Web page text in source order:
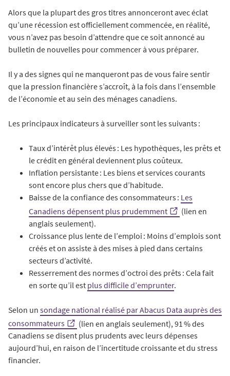
Alors que la plupart des gros titres annonceront avec éclat
qu’une récession est officiellement commencée, en réalité,
vous n’avez pas besoin d’attendre que ce soit annoncé au
bulletin de nouvelles pour commencer à vous préparer.
Il y a des signes qui ne manqueront pas de vous faire sentir
que la pression financière s’accroît, à la fois dans l’ensemble
de l’économie et au sein des ménages canadiens.
Les principaux indicateurs à surveiller sont les suivants :
Taux d’intérêt plus élevés : Les hypothèques, les prêts et
le crédit en général deviennent plus coûteux.
Inflation persistante : Les biens et services courants
sont encore plus chers que d’habitude.
Baisse de la confiance des consommateurs : Les
Canadiens dépensent plus prudemment
(lien en
anglais seulement).
Croissance plus lente de l’emploi : Moins d’emplois sont
créés et on assiste à des mises à pied dans certains
secteurs d’activité.
Resserrement des normes d’octroi des prêts : Cela fait
en sorte qu’il est plus difficile d’emprunter.
Selon un sondage national réalisé par Abacus Data auprès des
consommateurs
(lien en anglais seulement), 91 % des
Canadiens se disent plus prudents avec leurs dépenses
aujourd’hui, en raison de l’incertitude croissante et du stress
financier.